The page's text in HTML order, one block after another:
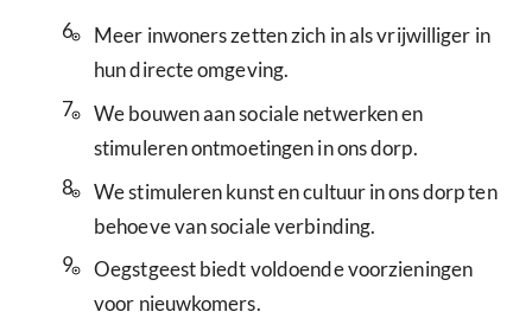
6.
Meer inwoners zetten zich in als vrijwilliger in
hun directe omgeving.
7.
We bouwen aan sociale netwerken en
stimuleren ontmoetingen in ons dorp.
8.
We stimuleren kunst en cultuur in ons dorp ten
behoeve van sociale verbinding.
9.
Oegstgeest biedt voldoende voorzieningen
voor nieuwkomers.